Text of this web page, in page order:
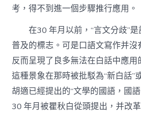
考，得不到進一個步驟推行應用。
在30 年月以前，“言文分歧”
普及的標志。可是口語文寫作并沒
反而呈現了良多無法在白話中應用
這種景象在那時被批駁為“新白話”
胡適已經提出的“文學的國語，國
30 年月被瞿秋白從頭提出，并改